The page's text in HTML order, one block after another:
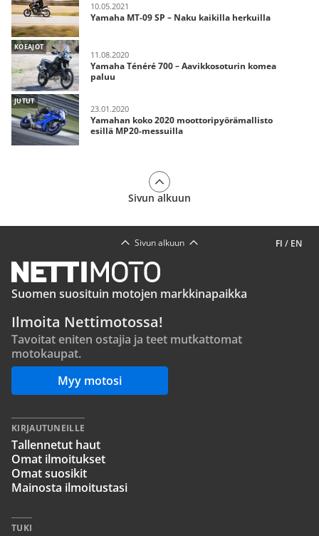
10.05.2021
Yamaha MT-09 SP – Naku kaikilla herkuilla
KOEAJOT
11.08.2020
Yamaha Ténéré 700 – Aavikkosoturin komea
paluu
JUTUT
23.01.2020
Yamahan koko 2020 moottoripyörämallisto
esillä MP20-messuilla
Sivun alkuun
FI / EN
Sivun alkuun
Suomen suosituin motojen markkinapaikka
Ilmoita Nettimotossa!
Tavoitat eniten ostajia ja teet mutkattomat
motokaupat.
Myy motosi
KIRJAUTUNEILLE
Tallennetut haut
Omat ilmoitukset
Omat suosikit
Mainosta ilmoitustasi
TUKI